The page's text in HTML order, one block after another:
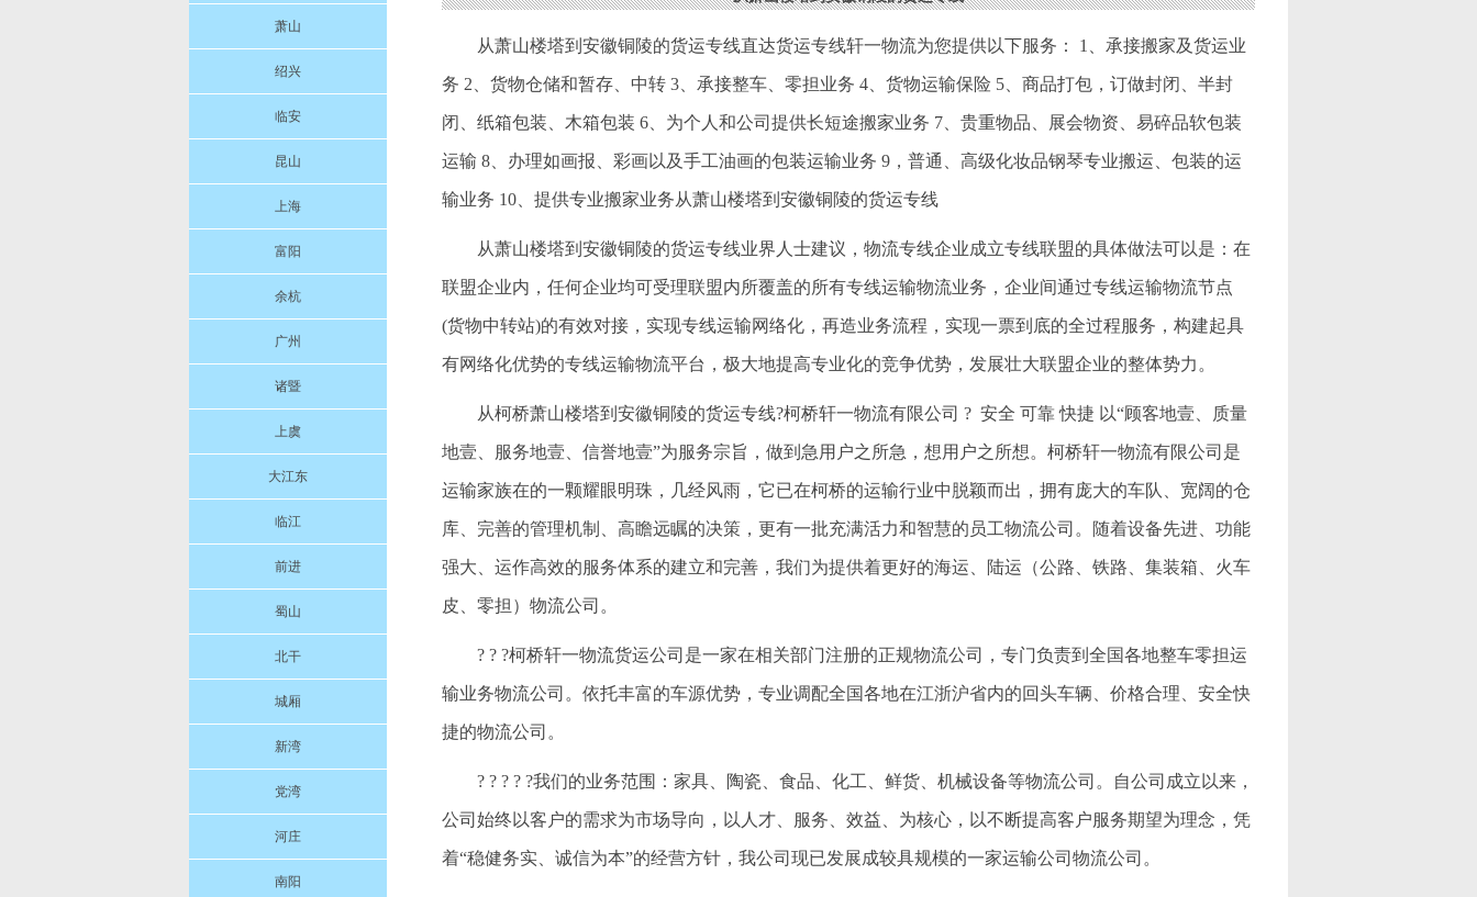
萧山
绍兴
临安
昆山
上海
富阳
余杭
广州
诸暨
上虞
大江东
临江
前进
蜀山
北干
城厢
新湾
党湾
河庄
南阳
从萧山楼塔到安徽铜陵的货运专线直达货运专线轩一物流为您提供以下服务： 1、承接搬家及货运业
务 2、货物仓储和暂存、中转 3、承接整车、零担业务 4、货物运输保险 5、商品打包，订做封闭、半封
闭、纸箱包装、木箱包装 6、为个人和公司提供长短途搬家业务 7、贵重物品、展会物资、易碎品软包装
运输 8、办理如画报、彩画以及手工油画的包装运输业务 9，普通、高级化妆品钢琴专业搬运、包装的运
输业务 10、提供专业搬家业务从萧山楼塔到安徽铜陵的货运专线
从萧山楼塔到安徽铜陵的货运专线业界人士建议，物流专线企业成立专线联盟的具体做法可以是：在
联盟企业内，任何企业均可受理联盟内所覆盖的所有专线运输物流业务，企业间通过专线运输物流节点
(货物中转站)的有效对接，实现专线运输网络化，再造业务流程，实现一票到底的全过程服务，构建起具
有网络化优势的专线运输物流平台，极大地提高专业化的竞争优势，发展壮大联盟企业的整体势力。
从柯桥萧山楼塔到安徽铜陵的货运专线?柯桥轩一物流有限公司 ? 安全 可靠 快捷 以“顾客地壹、质量
地壹、服务地壹、信誉地壹”为服务宗旨，做到急用户之所急，想用户之所想。柯桥轩一物流有限公司是
运输家族在的一颗耀眼明珠，几经风雨，它已在柯桥的运输行业中脱颖而出，拥有庞大的车队、宽阔的仓
库、完善的管理机制、高瞻远瞩的决策，更有一批充满活力和智慧的员工物流公司。随着设备先进、功能
强大、运作高效的服务体系的建立和完善，我们为提供着更好的海运、陆运（公路、铁路、集装箱、火车
皮、零担）物流公司。
? ? ?柯桥轩一物流货运公司是一家在相关部门注册的正规物流公司，专门负责到全国各地整车零担运
输业务物流公司。依托丰富的车源优势，专业调配全国各地在江浙沪省内的回头车辆、价格合理、安全快
捷的物流公司。
? ? ? ? ?我们的业务范围：家具、陶瓷、食品、化工、鲜货、机械设备等物流公司。自公司成立以来，
公司始终以客户的需求为市场导向，以人才、服务、效益、为核心，以不断提高客户服务期望为理念，凭
着“稳健务实、诚信为本”的经营方针，我公司现已发展成较具规模的一家运输公司物流公司。